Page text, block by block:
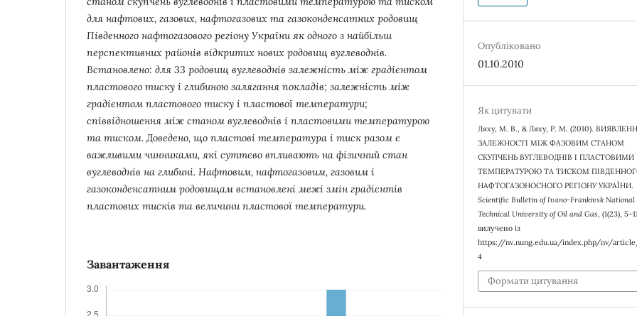
для нафтових, газових, нафтогазових та газоконденсатних родовищ
Південного нафтогазового регіону України як одного з найбільш
перспективних районів відкритих нових родовищ вуглеводнів.
Встановлено: для 33 родовищ вуглеводнів залежність між градієнтом
пластового тиску і глибиною залягання покладів; залежність між
градієнтом пластового тиску і пластової температури;
співвідношення між станом вуглеводнів і пластовими температурою
та тиском. Доведено, що пластові температура і тиск разом є
важливими чинниками, які суттєво впливають на фізичний стан
вуглеводнів на глибині. Нафтовим, нафтогазовим, газовим і
газоконденсатним родовищам встановлені межі змін градієнтів
пластових тисків та величини пластової температури.
Завантаження
Опубліковано
01.10.2010
Як цитувати
Ляху, М. В., & Ляху, Р. М. (2010).
ЗАЛЕЖНОСТІ МІЖ ФАЗОВИМ СТАНОМ
СКУПЧЕНЬ ВУГЛЕВОДНІВ І ПЛАСТОВИМИ
ТЕМПЕРАТУРОЮ ТА ТИСКОМ
НАФТОГАЗОНОСНОГО РЕГІОНУ УКРАЇНИ.
Scientific Bulletin of Ivano-Frankivsk National
Technical University of Oil and Gas, (1(23),
вилучено із
https://nv.nung.edu.ua/index.php/nv/
4
Формати цитування